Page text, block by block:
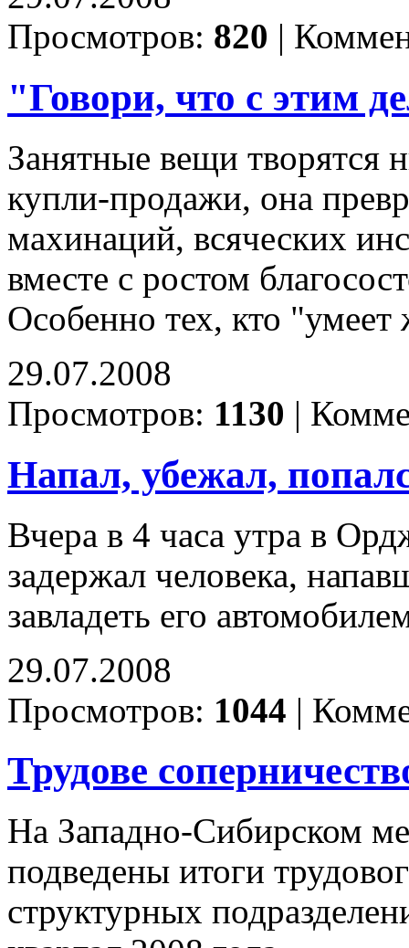
Просмотров: 820 |
"Говори, что с этим
Занятные вещи творятся
купли-продажи, она
махинаций, всяческих
вместе с ростом
Особенно тех, кто
29.07.2008
Просмотров: 1130 |
Напал, убежал,
Вчера в 4 часа утра в
задержал человека,
завладеть его
29.07.2008
Просмотров: 1044 |
Трудове
На Западно-Сибирском
подведены итоги
структурных